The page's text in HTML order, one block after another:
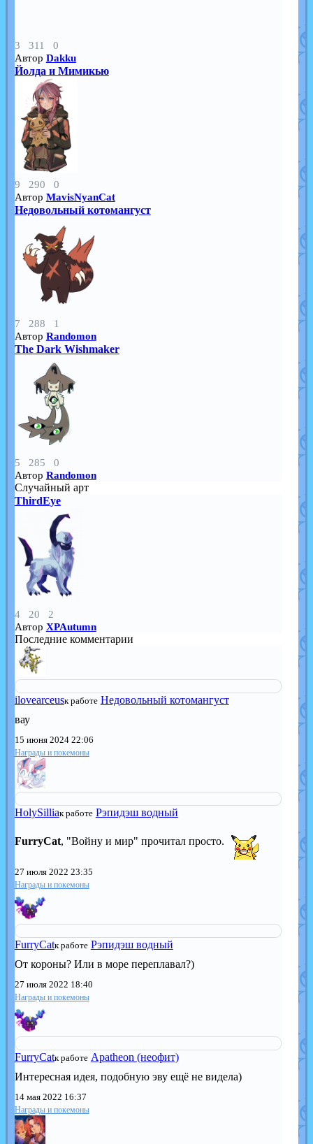
3 311 0
Автор Dakku
Йолда и Мимикью
9 290 0
Автор MavisNyanCat
Недовольный котомангуст
7 288 1
Автор Randomon
The Dark Wishmaker
5 285 0
Автор Randomon
Случайный арт
ThirdEye
4 20 2
Автор XPAutumn
Последние комментарии
ilovearceusк работе Недовольный котомангуст
вау
15 июня 2024 22:06
Награды и покемоны
HolySilliaк работе Рэпидэш водный
FurryCat, "Войну и мир" прочитал просто.
27 июля 2022 23:35
Награды и покемоны
FurryCatк работе Рэпидэш водный
От короны? Или в море переплавал?)
27 июля 2022 18:40
Награды и покемоны
FurryCatк работе Apatheon (неофит)
Интересная идея, подобную эву ещё не видела)
14 мая 2022 16:37
Награды и покемоны